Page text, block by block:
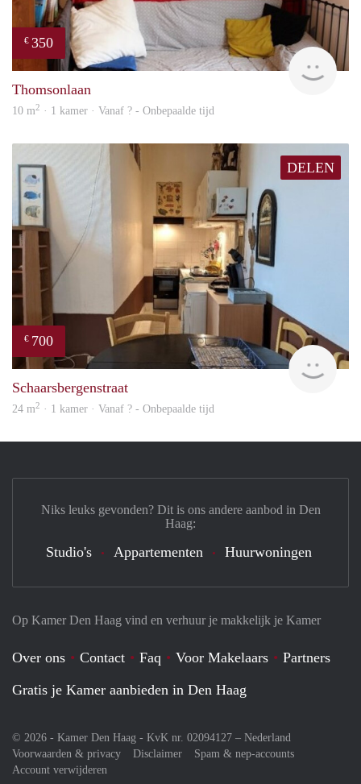
€ 350
Thomsonlaan
10 m2 · 1 kamer · Vanaf ? - Onbepaalde tijd
DELEN
€ 700
Schaarsbergenstraat
24 m2 · 1 kamer · Vanaf ? - Onbepaalde tijd
Op Kamer Den Haag vind en verhuur je makkelijk je Kamer
Over ons Contact Faq Voor Makelaars
Partners
Gratis je Kamer aanbieden in Den Haag
© 2026 - Kamer Den Haag - KvK nr. 02094127 – Nederland
Voorwaarden & privacy
Disclaimer
Spam & nep-accounts
Account verwijderen
Niks leuks gevonden? Dit is ons andere aanbod in Den
Haag:
Studio's Appartementen Huurwoningen